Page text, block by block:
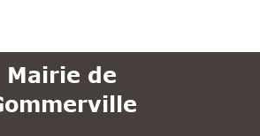
Mairie de